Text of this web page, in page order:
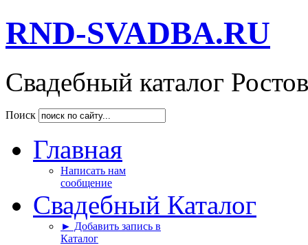
RND-SVADBA.RU
Свадебный каталог
Поиск
Главная
Написать нам
сообщение
Свадебный Каталог
► Добавить запись в
Каталог